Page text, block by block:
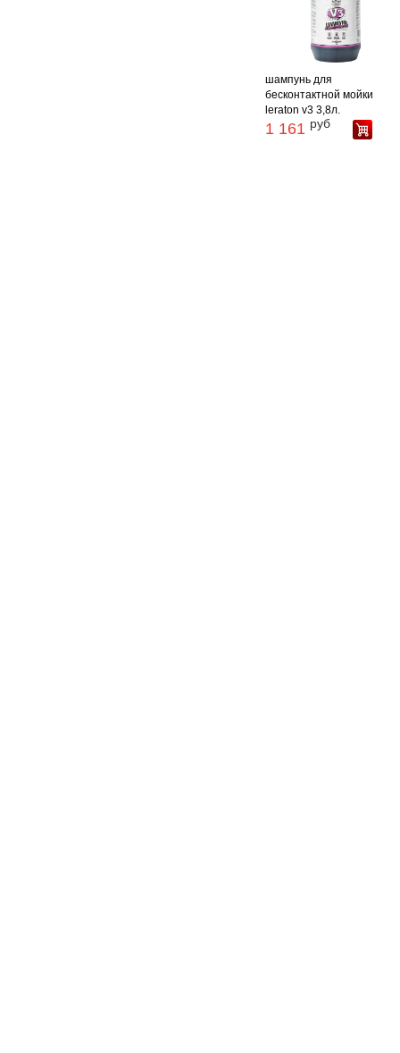
шампунь для
бесконтактной мойки
leraton v3 3,8л.
1 161 руб